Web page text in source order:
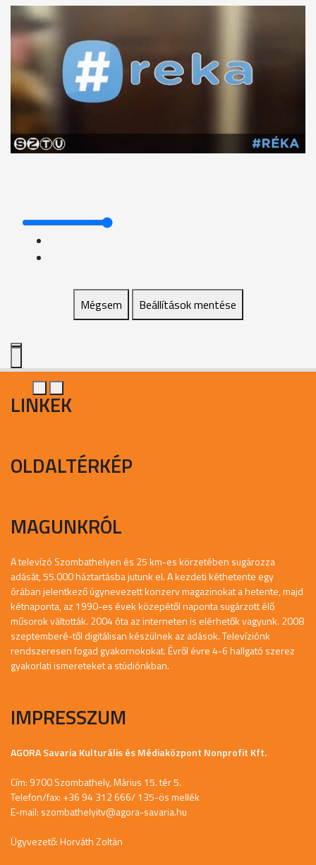
Mégsem Beállítások mentése
LINKEK
OLDALTÉRKÉP
MAGUNKRÓL
A televízó Szombathelyen és 25 km-es körzetében sugározza
adását, 55.000 háztartásba jutunk el. A kezdeti kéthetente egy
órában jelentkező úgynevezett konzerv magazinokat a hetente, majd
kétnaponta, az 1990-es évek közepétől naponta sugárzott élő
műsorok váltották. 2004 óta az interneten is elérhetők vagyunk. 2008
szeptemberé-től digitálisan készülnek az adások. Televíziónk
rendszeresen fogad gyakornokokat. Évről évre 4-6 hallgató szerez
gyakorlati ismereteket a stúdiónkban.
IMPRESSZUM
AGORA Savaria Kulturális és Médiaközpont Nonprofit Kft.
Cím: 9700 Szombathely, Márius 15. tér 5.
Telefon/fax: +36 94 312 666/ 135-ös mellék
E-mail: szombathelyitv@agora-savaria.hu
Ügyvezető: Horváth Zoltán